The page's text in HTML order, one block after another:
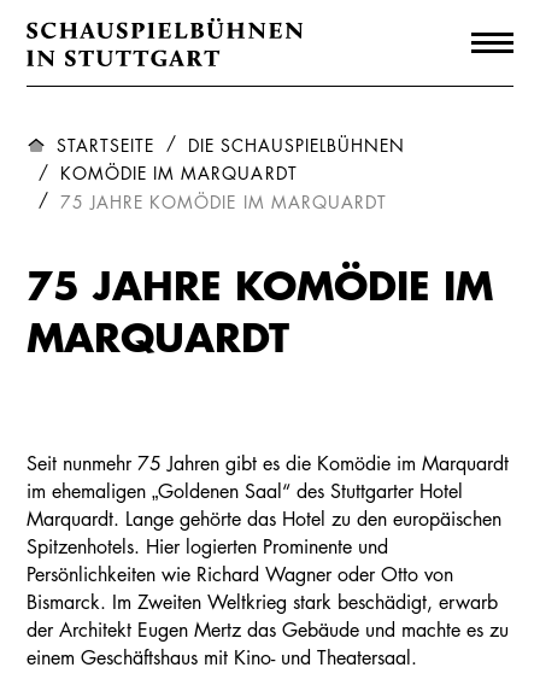
STARTSEITE
DIE SCHAUSPIELBÜHNEN
KOMÖDIE IM MARQUARDT
75 JAHRE KOMÖDIE IM MARQUARDT
75 JAHRE KOMÖDIE IM
MARQUARDT
Seit nunmehr 75 Jahren gibt es die Komödie im Marquardt
im ehemaligen „Goldenen Saal“ des Stuttgarter Hotel
Marquardt. Lange gehörte das Hotel zu den europäischen
Spitzenhotels. Hier logierten Prominente und
Persönlichkeiten wie Richard Wagner oder Otto von
Bismarck. Im Zweiten Weltkrieg stark beschädigt, erwarb
der Architekt Eugen Mertz das Gebäude und machte es zu
einem Geschäftshaus mit Kino- und Theatersaal.